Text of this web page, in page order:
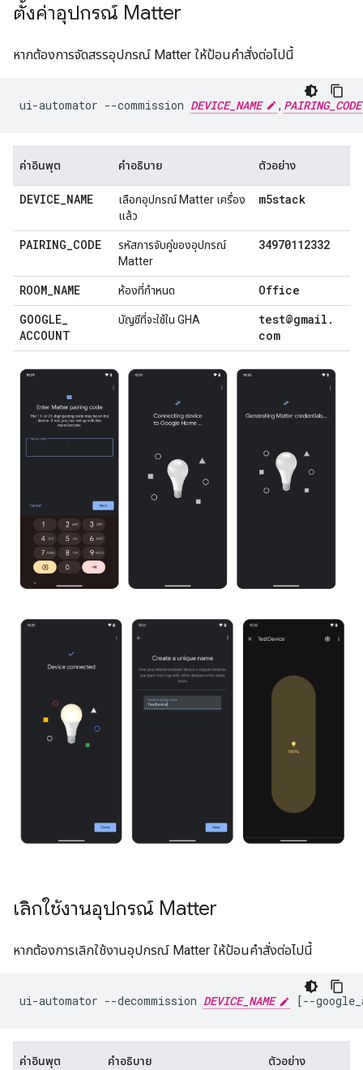
ตั้งค่าอุปกรณ์ Matter
หากต้องการจัดสรรอุปกรณ์ Matter ให้ป้อนคำสั่งต่อไปนี้
ui-automator --commission DEVICE_NAME , PAIRING_CODE
ค่าอินพุต คำอธิบาย ตัวอย่าง
DEVICE_NAME เลือกอุปกรณ์ Matter เครื่อง
แล้ว
m5stack
PAIRING_CODE
รหัสการจับคู่ของอุปกรณ์
Matter
34970112332
ROOM_NAME ห้องที่กำหนด
Office
GOOGLE_
ACCOUNT
บัญชีที่จะใช้ใน GHA test@gmail .
com
เลิกใช้งานอุปกรณ์ Matter
หากต้องการเลิกใช้งานอุปกรณ์ Matter ให้ป้อนคำสั่งต่อไปนี้
ui-automator --decommission DEVICE_NAME [--
ค่าอินพุต คำอธิบาย ตัวอย่าง